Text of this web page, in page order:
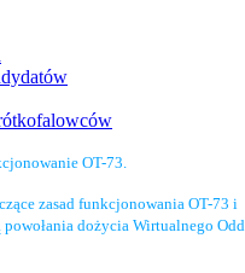
OT-73.
zasad funkcjonowania OT-73 i
powołania dożycia Wirtualnego